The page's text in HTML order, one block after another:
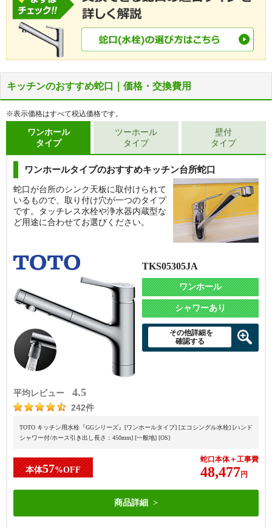
キッチンのおすすめ蛇口｜価格・交換費用
※表示価格はすべて税込価格です。
ワンホール
タイプ
ワンホールタイプのおすすめキッチン台所蛇口
蛇口が台所のシンク天板に取付けられて
いるもので、取り付け穴が一つのタイプ
です。タッチレス水栓や浄水器内蔵型な
ど用途に合わせてお選びください。
平均レビュー 4.5
242件
TKS05305JA
ワンホール
シャワーあり
その他詳細を
確認する
TOTO キッチン用水栓『GGシリーズ』[ワンホールタイプ] [エコシングル水栓] [ハンド
シャワー付/ホース引き出し長さ：450mm] [一般地] [OS]
本体57%OFF
蛇口本体＋工事費
48,477円
商品詳細
ツーホール
タイプ
壁付
タイプ